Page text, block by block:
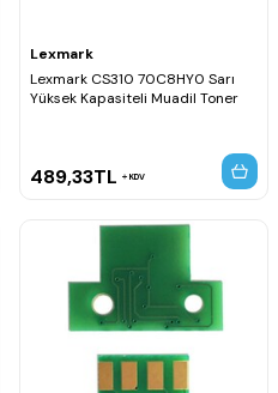
Lexmark
Lexmark CS310 70C8HY0 Sarı
Yüksek Kapasiteli Muadil Toner
489,33TL KDV